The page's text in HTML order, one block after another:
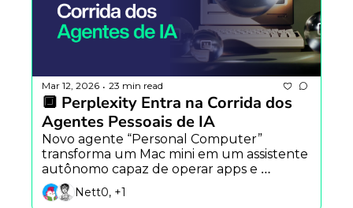
Mar 12, 2026 • 23 min read
🔲 Perplexity Entra na Corrida dos
Agentes Pessoais de IA
Novo agente “Personal Computer”
transforma um Mac mini em um assistente
autônomo capaz de operar apps e
arquivos locais, competindo diretamente
com OpenClaw.
Nett0, +1